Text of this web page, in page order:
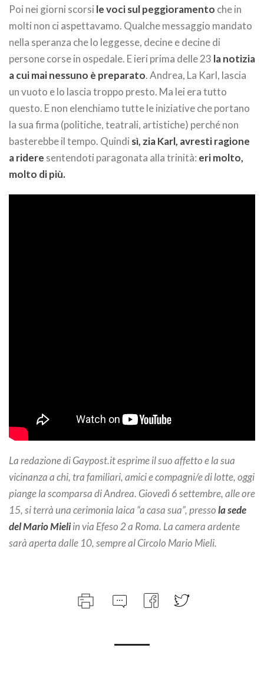
Poi nei giorni scorsi le voci sul peggioramento che in
molti non ci aspettavamo. Qualche messaggio mandato
nella speranza che lo leggesse, decine e decine di
persone corse in ospedale. E ieri prima delle 23 la notizia
a cui mai nessuno è preparato. Andrea, La Karl, lascia
un vuoto e lo lascia troppo presto. Ma lei era tutto
questo. E non elenchiamo tutte le iniziative che portano
la sua firma (politiche, teatrali, artistiche) perché non
basterebbe il tempo. Quindi sì, zia Karl, avresti ragione
a ridere sentendoti paragonata alla trinità: eri molto,
molto di più.
La redazione di Gaypost.it esprime il suo affetto e la sua
vicinanza a chi, tra familiari, amici e compagni/e di lotte, oggi
piange la scomparsa di Andrea. Giovedì 6 settembre, alle ore
15, si terrà una cerimonia laica “a casa sua”, pressola sede
del Mario Mieliin via Efeso 2 a Roma. La camera ardente
sarà aperta dalle 10, sempre al Circolo Mario Mieli.